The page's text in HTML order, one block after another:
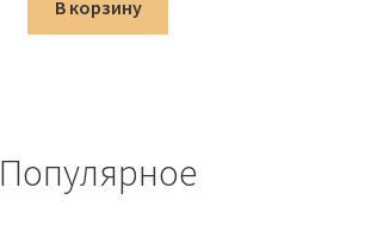
В корзину
Популярное